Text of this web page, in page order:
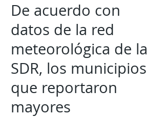
De acuerdo con
datos de la red
meteorológica de la
SDR, los municipios
que reportaron
mayores